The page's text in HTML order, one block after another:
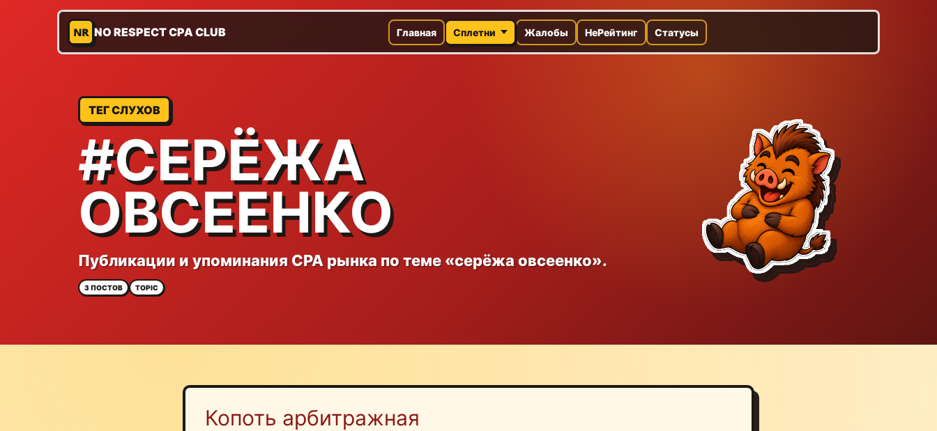
NR NO RESPECT CPA CLUB Главная Сплетни Жалобы НеРейтинг Статусы
ТЕГ СЛУХОВ
#СЕРЁЖА
ОВСЕЕНКО
Публикации и упоминания CPA рынка по теме «серёжа овсеенко».
3 ПОСТОВ TOPIC
Копоть арбитражная